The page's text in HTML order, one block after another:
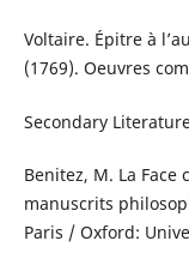
Voltaire. Épitre à
(1769). Oeuvres
Secondary
Benitez, M. La Face
manuscrits
Paris / Oxford: